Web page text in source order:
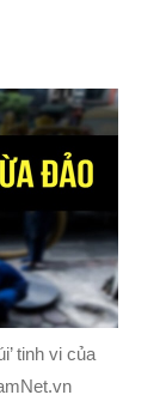
tinh vi của